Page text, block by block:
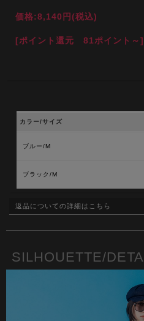
価格:8,140円(税込)
[ポイント還元 81ポイント～]
カラー/サイズ
ブルー/M
ブラック/M
返品についての詳細はこちら
SILHOUETTE/